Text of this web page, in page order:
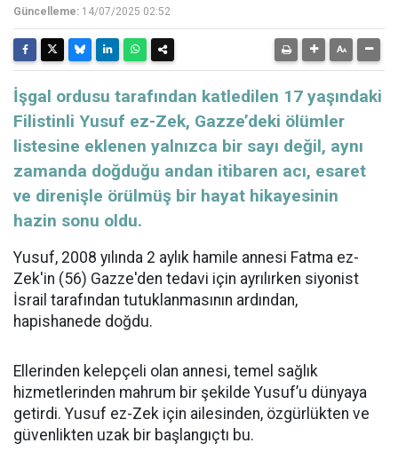
Güncelleme: 14/07/2025 02:52
İşgal ordusu tarafından katledilen 17 yaşındaki
Filistinli Yusuf ez-Zek, Gazze’deki ölümler
listesine eklenen yalnızca bir sayı değil, aynı
zamanda doğduğu andan itibaren acı, esaret
ve direnişle örülmüş bir hayat hikayesinin
hazin sonu oldu.
Yusuf, 2008 yılında 2 aylık hamile annesi Fatma ez-
Zek'in (56) Gazze'den tedavi için ayrılırken siyonist
İsrail tarafından tutuklanmasının ardından,
hapishanede doğdu.
Ellerinden kelepçeli olan annesi, temel sağlık
hizmetlerinden mahrum bir şekilde Yusuf’u dünyaya
getirdi. Yusuf ez-Zek için ailesinden, özgürlükten ve
güvenlikten uzak bir başlangıçtı bu.